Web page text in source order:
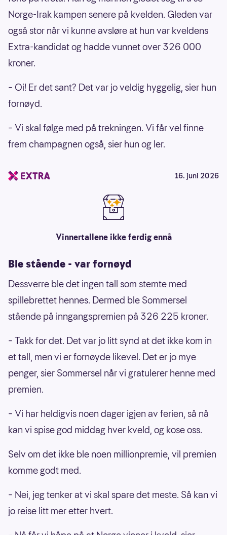
Norge-Irak kampen senere på kvelden. Gleden var
også stor når vi kunne avsløre at hun var kveldens
Extra-kandidat og hadde vunnet over 326 000
kroner.
– Oi! Er det sant? Det var jo veldig hyggelig, sier hun
fornøyd.
– Vi skal følge med på trekningen. Vi får vel finne
frem champagnen også, sier hun og ler.
16. juni 2026
Vinnertallene ikke ferdig ennå
Ble stående - var fornøyd
Dessverre ble det ingen tall som stemte med
spillebrettet hennes. Dermed ble Sommersel
stående på inngangspremien på 326 225 kroner.
– Takk for det. Det var jo litt synd at det ikke kom in
et tall, men vi er fornøyde likevel. Det er jo mye
penger, sier Sommersel når vi gratulerer henne med
premien.
– Vi har heldigvis noen dager igjen av ferien, så nå
kan vi spise god middag hver kveld, og kose oss.
Selv om det ikke ble noen millionpremie, vil premien
komme godt med.
– Nei, jeg tenker at vi skal spare det meste. Så kan vi
jo reise litt mer etter hvert.